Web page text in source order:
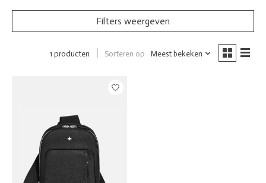
Filters weergeven
1 producten Sorteren op Meest bekeken